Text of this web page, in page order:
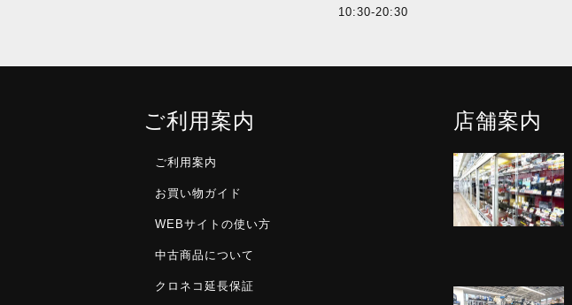
10:30-20:30
ご利用案内
ご利用案内
お買い物ガイド
WEBサイトの使い方
中古商品について
クロネコ延長保証
店舗案内